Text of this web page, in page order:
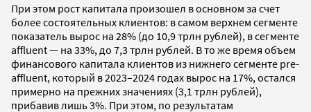
При этом рост капитала произошел в основном за счет
более состоятельных клиентов: в самом верхнем сегменте
показатель вырос на 28% (до 10,9 трлн рублей), в сегменте
affluent — на 33%, до 7,3 трлн рублей. В то же время объем
финансового капитала клиентов из нижнего сегменте pre-
affluent, который в 2023–2024 годах вырос на 17%, остался
примерно на прежних значениях (3,1 трлн рублей),
прибавив лишь 3%. При этом, по результатам